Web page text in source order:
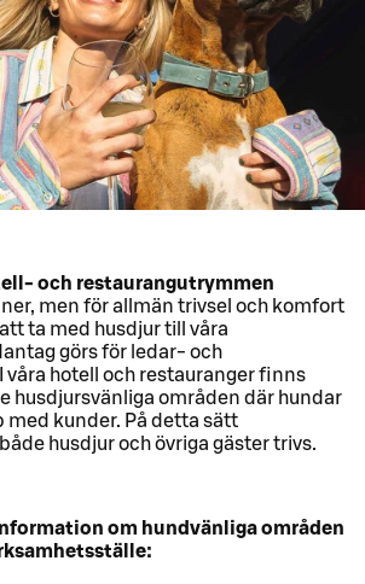
och restaurangutrymmen
men för allmän trivsel och komfort
ta med husdjur till våra
görs för ledar- och
våra hotell och restauranger finns
husdjursvänliga områden där hundar
med kunder. På detta sätt
husdjur och övriga gäster trivs.
om hundvänliga områden